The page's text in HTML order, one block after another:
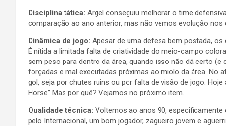
Disciplina tática: Argel conseguiu melhorar o time
comparação ao ano anterior, mas não vemos evolução
Dinâmica de jogo: Apesar de uma defesa bem postada,
É nítida a limitada falta de criatividade do meio-campo
sem peso para dentro da área, quando isso não dá certo
forçadas e mal executadas próximas ao miolo da área. No
gol, seja por chutes ruins ou por falta de visão de jogo.
Horse” Mas por quê? Vejamos no próximo item.
Qualidade técnica: Voltemos ao anos 90, especificamente
pelo Internacional, um bom jogador, zagueiro jovem e